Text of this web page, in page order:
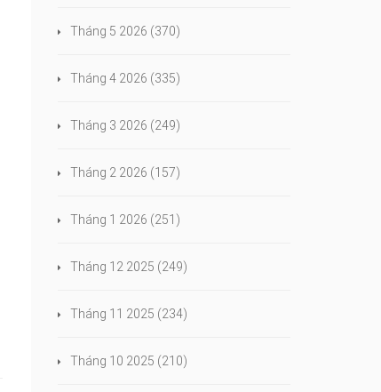
Tháng 5 2026 (370)
Tháng 4 2026 (335)
Tháng 3 2026 (249)
Tháng 2 2026 (157)
Tháng 1 2026 (251)
Tháng 12 2025 (249)
Tháng 11 2025 (234)
Tháng 10 2025 (210)